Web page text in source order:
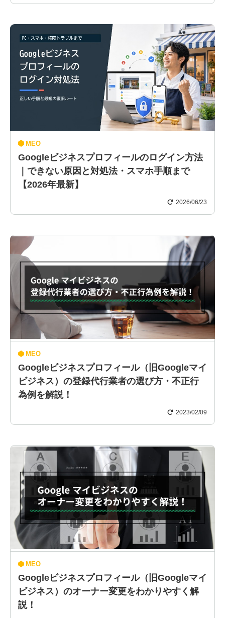
MEO
Googleビジネスプロフィールのログイン方法
｜できない原因と対処法・スマホ手順まで
【2026年最新】
2026/06/23
MEO
Googleビジネスプロフィール（旧Googleマイ
ビジネス）の登録代行業者の選び方・不正行
為例を解説！
2023/02/09
MEO
Googleビジネスプロフィール（旧Googleマイ
ビジネス）のオーナー変更をわかりやすく解
説！